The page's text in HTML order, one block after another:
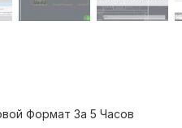
Формат За 5 Часов